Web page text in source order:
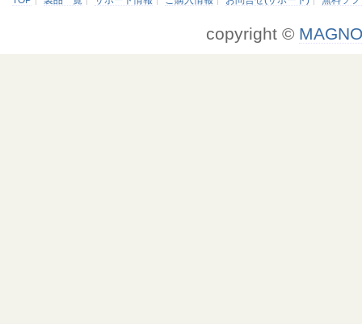
copyright ©